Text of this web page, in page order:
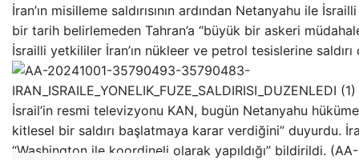
İran’ın misilleme saldırısının ardından Netanyahu ile
bir tarih belirlemeden Tahran’a “büyük bir askeri
İsrailli yetkililer İran’ın nükleer ve petrol tesislerine saldırı
İsrail’in resmi televizyonu KAN, bugün Netanyahu
kitlesel bir saldırı başlatmaya karar verdiğini” duyurdu.
“Washington ile koordineli olarak yapıldığı” bildirildi.